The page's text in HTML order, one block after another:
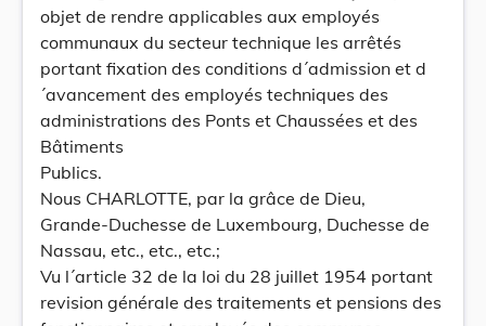
objet de rendre applicables aux employés
communaux du secteur technique les arrêtés
portant fixation des conditions d´admission et d
´avancement des employés techniques des
administrations des Ponts et Chaussées et des
Bâtiments
Publics.
Nous CHARLOTTE, par la grâce de Dieu,
Grande-Duchesse de Luxembourg, Duchesse de
Nassau, etc., etc., etc.;
Vu l´article 32 de la loi du 28 juillet 1954 portant
revision générale des traitements et pensions des